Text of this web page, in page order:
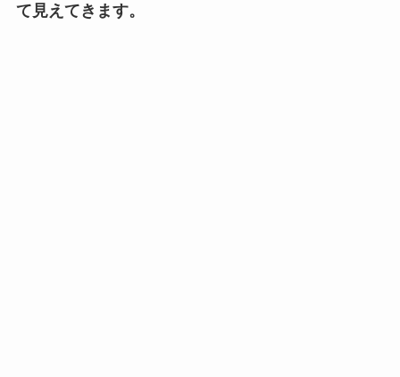
て見えてきます。